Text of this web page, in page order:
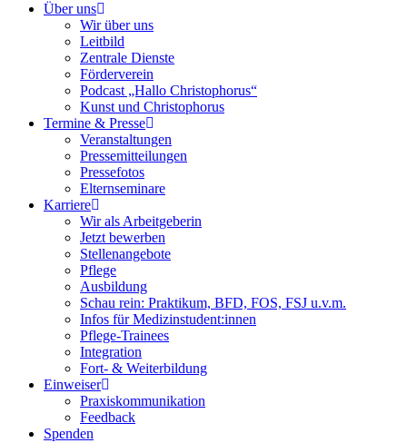
Über uns
Wir über uns
Leitbild
Zentrale Dienste
Förderverein
Podcast „Hallo Christophorus“
Kunst und Christophorus
Termine & Presse
Veranstaltungen
Pressemitteilungen
Pressefotos
Elternseminare
Karriere
Wir als Arbeitgeberin
Jetzt bewerben
Stellenangebote
Pflege
Ausbildung
Schau rein: Praktikum, BFD, FOS, FSJ u.v.m.
Infos für Medizinstudent:innen
Pflege-Trainees
Integration
Fort- & Weiterbildung
Einweiser
Praxiskommunikation
Feedback
Spenden